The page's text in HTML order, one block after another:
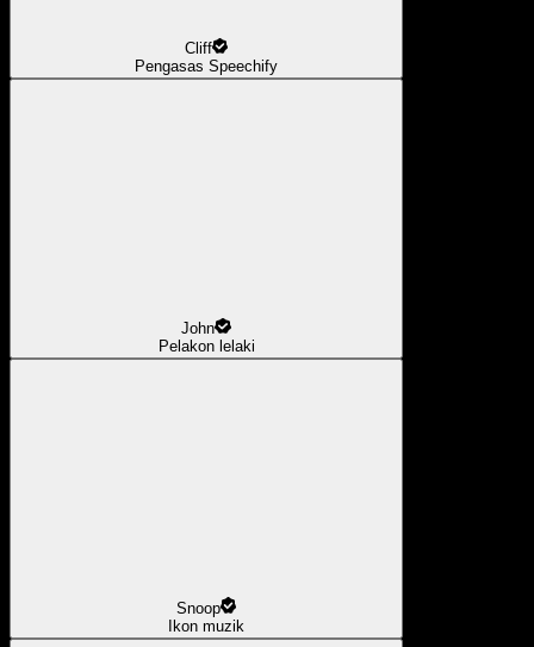
Cliff
Pengasas Speechify
John
Pelakon lelaki
Snoop
Ikon muzik